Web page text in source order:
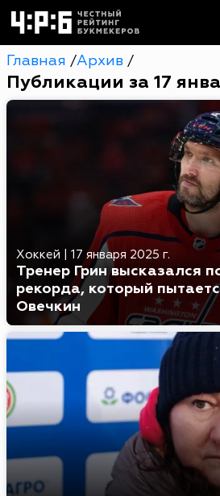
Главная /Архив /
Публикации за 17
Хоккей 17 января 2025 г.
Тренер Грин высказался
рекорда, который
Овечкин